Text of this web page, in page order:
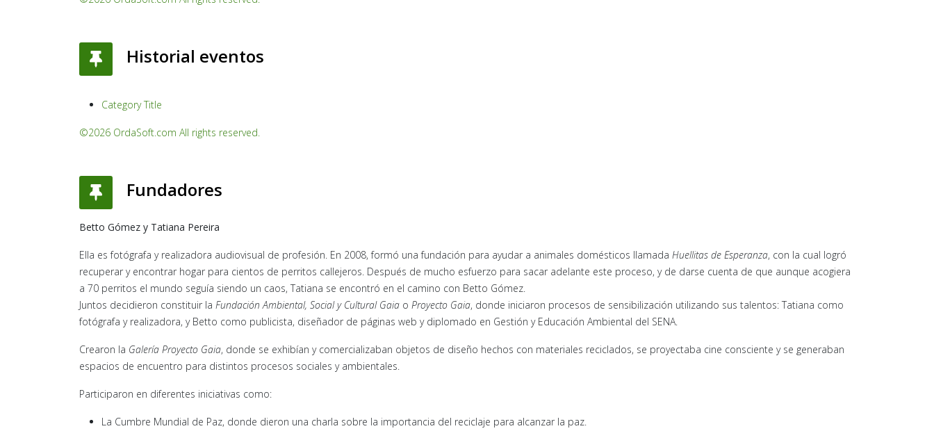
Historial eventos
Category Title
©2026 OrdaSoft.com All rights reserved.
Fundadores
Betto Gómez y Tatiana Pereira
Ella es fotógrafa y realizadora audiovisual de profesión. En 2008, formó una fundación para ayudar a animales domésticos llamada Huellitas de Esperanza, con la cual logró
recuperar y encontrar hogar para cientos de perritos callejeros. Después de mucho esfuerzo para sacar adelante este proceso, y de darse cuenta de que aunque acogiera
a 70 perritos el mundo seguía siendo un caos, Tatiana se encontró en el camino con Betto Gómez.
Juntos decidieron constituir la Fundación Ambiental, Social y Cultural Gaia o Proyecto Gaia, donde iniciaron procesos de sensibilización utilizando sus talentos: Tatiana como
fotógrafa y realizadora, y Betto como publicista, diseñador de páginas web y diplomado en Gestión y Educación Ambiental del SENA.
Crearon la Galería Proyecto Gaia, donde se exhibían y comercializaban objetos de diseño hechos con materiales reciclados, se proyectaba cine consciente y se generaban
espacios de encuentro para distintos procesos sociales y ambientales.
Participaron en diferentes iniciativas como:
La Cumbre Mundial de Paz, donde dieron una charla sobre la importancia del reciclaje para alcanzar la paz.